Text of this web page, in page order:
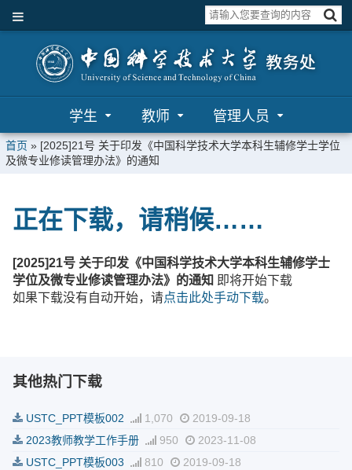
学生 教师 管理人员
首页 » [2025]21号 关于印发《中国科学技术大学本科生辅修学士学位
及微专业修读管理办法》的通知
正在下载，请稍候……
[2025]21号 关于印发《中国科学技术大学本科生辅修学士
学位及微专业修读管理办法》的通知 即将开始下载
如果下载没有自动开始，请点击此处手动下载。
其他热门下载
USTC_PPT模板002 1,070
2019-09-18
2023教师教学工作手册
950
2023-11-08
USTC_PPT模板003
810
2019-09-18